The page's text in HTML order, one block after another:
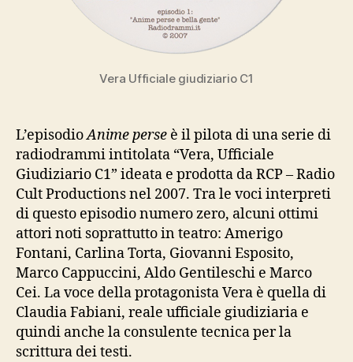
Vera Ufficiale giudiziario C1
L’episodioAnime perse è il pilota di una serie di
radiodrammi intitolata “Vera, Ufficiale
Giudiziario C1” ideata e prodotta da RCP – Radio
Cult Productions nel 2007. Tra le voci interpreti
di questo episodio numero zero, alcuni ottimi
attori noti soprattutto in teatro: Amerigo
Fontani, Carlina Torta, Giovanni Esposito,
Marco Cappuccini, Aldo Gentileschi e Marco
Cei. La voce della protagonista Vera è quella di
Claudia Fabiani, reale ufficiale giudiziaria e
quindi anche la consulente tecnica per la
scrittura dei testi.